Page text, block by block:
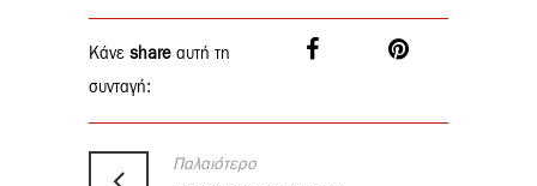
Κάνε share αυτή τη
συνταγή:
Παλαιότερο